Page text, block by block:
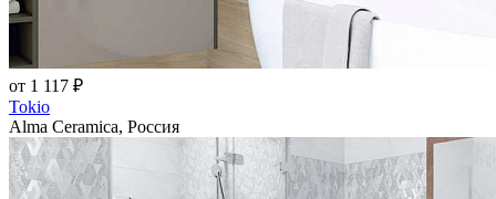
от 1 117 ₽
Tokio
Alma Ceramica, Россия